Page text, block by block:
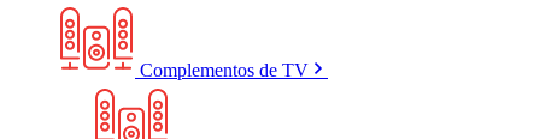
Complementos de TV